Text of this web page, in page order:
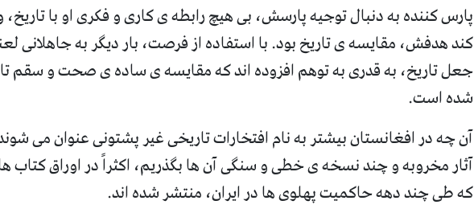
پارس کننده به دنبال توجیه پارسش، بی هیچ رابطه ی کاری و فکری او با
کند هدفش، مقایسه ی تاریخ بود.با استفاده از فرصت، بار دیگر به جاهلانی
جعل تاریخ، به قدری به توهم افزوده اند که مقایسه ی ساده ی صحت و سقم
شده است.
آن چه در افغانستان بیشتر به نام افتخارات تاریخی غیر پشتونی عنوان می
آثار مخروبه و چند نسخه ی خطی و سنگی آن ها بگذریم، اکثراً در اوراق کتاب
که طی چند دهه حاکمیت پهلوی ها در ایران، منتشر شده اند.